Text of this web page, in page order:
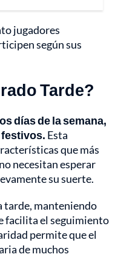
jugadores
según sus
Tarde?
días de la semana,
festivos. Esta
que más
necesitan esperar
su suerte.
tarde, manteniendo
facilita el seguimiento
permite que el
de muchos